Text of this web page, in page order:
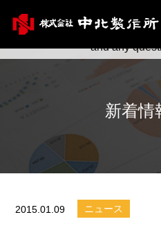
新着情
2015.01.09 ニュース
May we use cookies to track
privacy very seriously. Please
and any